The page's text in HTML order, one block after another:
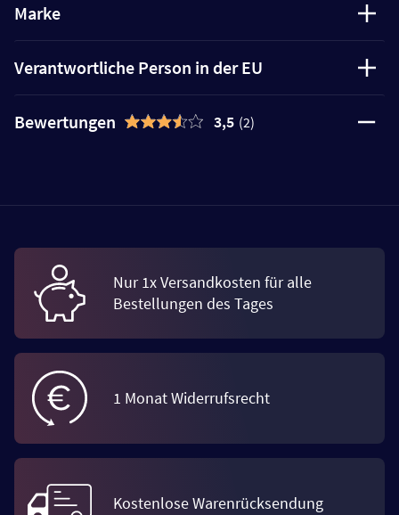
Marke
Verantwortliche Person in der EU
Bewertungen 3,5 (2)
Nur 1x Versandkosten für alle
Bestellungen des Tages
1 Monat Widerrufsrecht
Kostenlose Warenrücksendung